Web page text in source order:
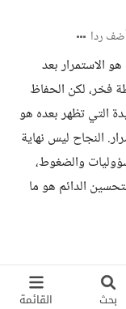
بحث القائمة
ردا
الاستمرار بعد
فخر، لكن الحفاظ
التي تظهر بعده هو
النجاح ليس نهاية
والضغوط،
الدائم هو ما